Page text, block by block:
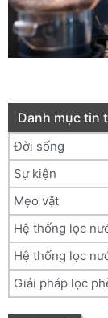
Danh mục tin
Đời sống
Sự kiện
Mẹo vặt
Hệ thống lọc
Hệ thống lọc
Giải pháp lọc